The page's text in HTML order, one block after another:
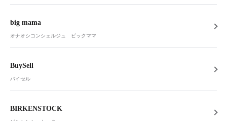
big mama
オナオシコンシェルジュ ビックママ
BuySell
バイセル
BIRKENSTOCK